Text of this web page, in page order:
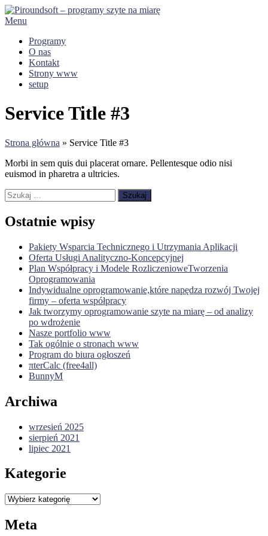
Przejdź
do
Menu
Programy
O nas
Kontakt
Strony www
setup
Service Title #3
Strona główna » Service Title #3
Morbi in sem quis dui placerat ornare. Pellentesque odio nisi
euismod in pharetra a ultricies.
Szukaj:
Ostatnie wpisy
Pakiety Wsparcia Technicznego i Utrzymania Aplikacji
Oferta Usługi Analityczno-Koncepcyjnej
Plan Współpracy i Modele RozliczenioweTworzenia
Oprogramowania
Indywidualne oprogramowanie,które napędza rozwój Twojej
firmy – oferta współpracy
Jak tworzymy oprogramowanie szyte na miarę – od analizy
po wdrożenie
Nasze portfolio www
Tak ogólnie o stronach www
Program do biura ogłoszeń
πterCalc (free4all)
BunnyM
Archiwa
wrzesień 2025
sierpień 2021
lipiec 2021
Kategorie
Kategorie
Meta